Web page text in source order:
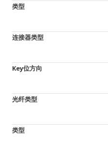
类型
连接器类型
Key位方向
光纤类型
类型